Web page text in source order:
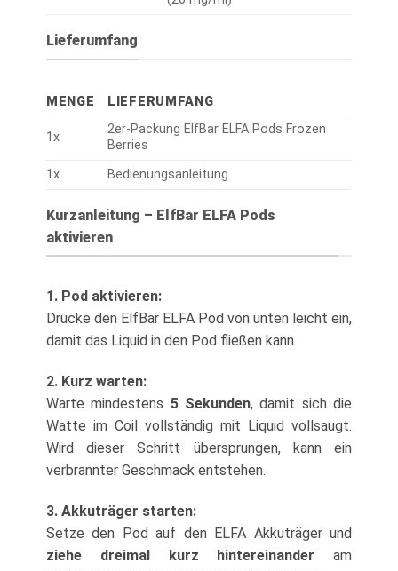
Lieferumfang
MENGE LIEFERUMFANG
1x
2er-Packung ElfBar ELFA Pods Frozen
Berries
1x
Bedienungsanleitung
Kurzanleitung – ElfBar ELFA Pods
aktivieren
1. Pod aktivieren:
Drücke den ElfBar ELFA Pod von unten leicht ein,
damit das Liquid in den Pod fließen kann.
2. Kurz warten:
Warte mindestens 5 Sekunden, damit sich die
Watte im Coil vollständig mit Liquid vollsaugt.
Wird dieser Schritt übersprungen, kann ein
verbrannter Geschmack entstehen.
3. Akkuträger starten:
Setze den Pod auf den ELFA Akkuträger und
ziehe dreimal kurz hintereinander am